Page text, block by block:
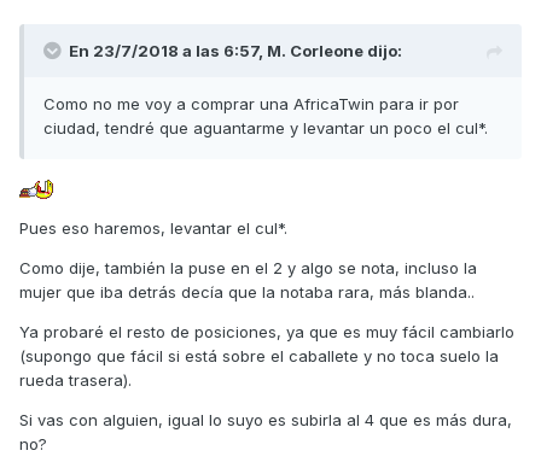
En 23/7/2018 a las 6:57, M. Corleone dijo:
Como no me voy a comprar una AfricaTwin para ir por
ciudad, tendré que aguantarme y levantar un poco el cul*.
Pues eso haremos, levantar el cul*.
Como dije, también la puse en el 2 y algo se nota, incluso la
mujer que iba detrás decía que la notaba rara, más blanda..
Ya probaré el resto de posiciones, ya que es muy fácil cambiarlo
(supongo que fácil si está sobre el caballete y no toca suelo la
rueda trasera).
Si vas con alguien, igual lo suyo es subirla al 4 que es más dura,
no?